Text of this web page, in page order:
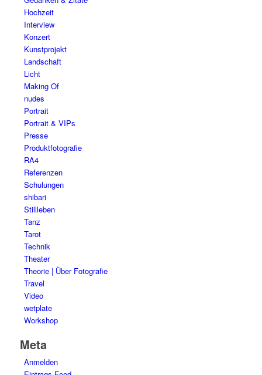
Hochzeit
Interview
Konzert
Kunstprojekt
Landschaft
Licht
Making Of
nudes
Portrait
Portrait & VIPs
Presse
Produktfotografie
RA4
Referenzen
Schulungen
shibari
Stillleben
Tanz
Tarot
Technik
Theater
Theorie | Über Fotografie
Travel
Video
wetplate
Workshop
Meta
Anmelden